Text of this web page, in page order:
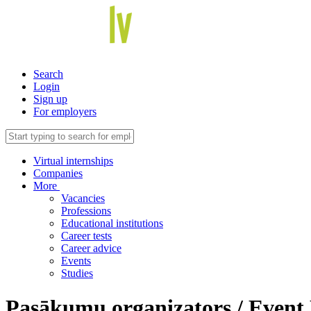
Search
Login
Sign up
For employers
Virtual internships
Companies
More
Vacancies
Professions
Educational institutions
Career tests
Career advice
Events
Studies